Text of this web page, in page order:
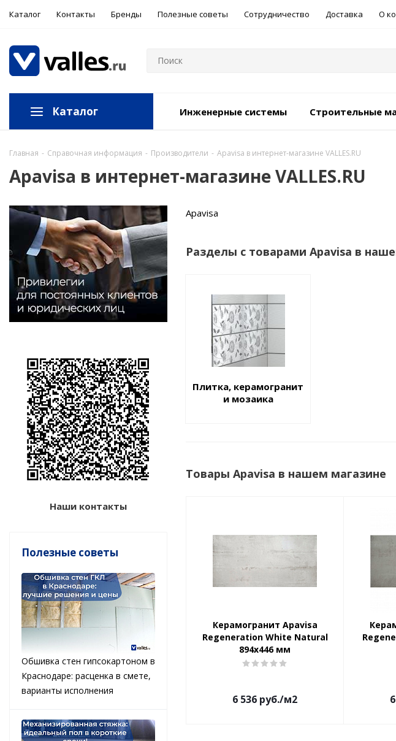
Каталог Контакты Бренды Полезные советы Сотрудничество Доставка О
Каталог Инженерные системы Строительные
Главная - Справочная информация - Производители - Apavisa в интернет-магазине VALLES.RU
Apavisa в интернет-магазине VALLES.RU
Apavisa
Разделы с товарами Apavisa в
Плитка, керамогранит
и мозаика
Товары Apavisa в нашем магазине
Керамогранит Apavisa
Regeneration White Natural
894x446 мм
6 536 руб./м2
Наши контакты
Полезные советы
Обшивка стен гипсокартоном в
Краснодаре: расценка в смете,
варианты исполнения